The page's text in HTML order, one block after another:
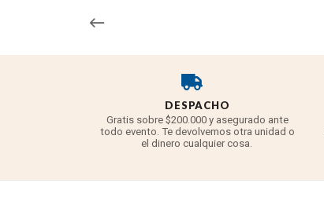
DESPACHO
Gratis sobre $200.000 y asegurado ante
todo evento. Te devolvemos otra unidad o
el dinero cualquier cosa.